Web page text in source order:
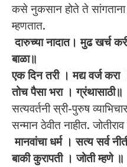
कसे नुकसान होते ते
म्हणतात.
दारुच्या नादात। मुढ खर्च
बाळा॥
एक दिन तरी । मद्य वर्ज करा
तोच पैसा भरा । ग्रंथासाठी॥
सत्यवर्तनी स्री-पुरुष
सन्मान ठेवीत नाहीत.
मानवांचा धर्म । सत्य सर्व
बाकी कुरापती । जोती म्हणे ॥